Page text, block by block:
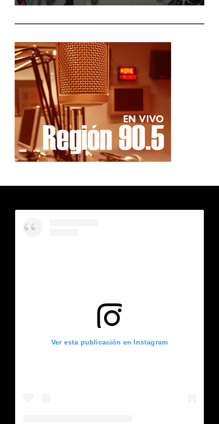
Ver esta publicación en Instagram